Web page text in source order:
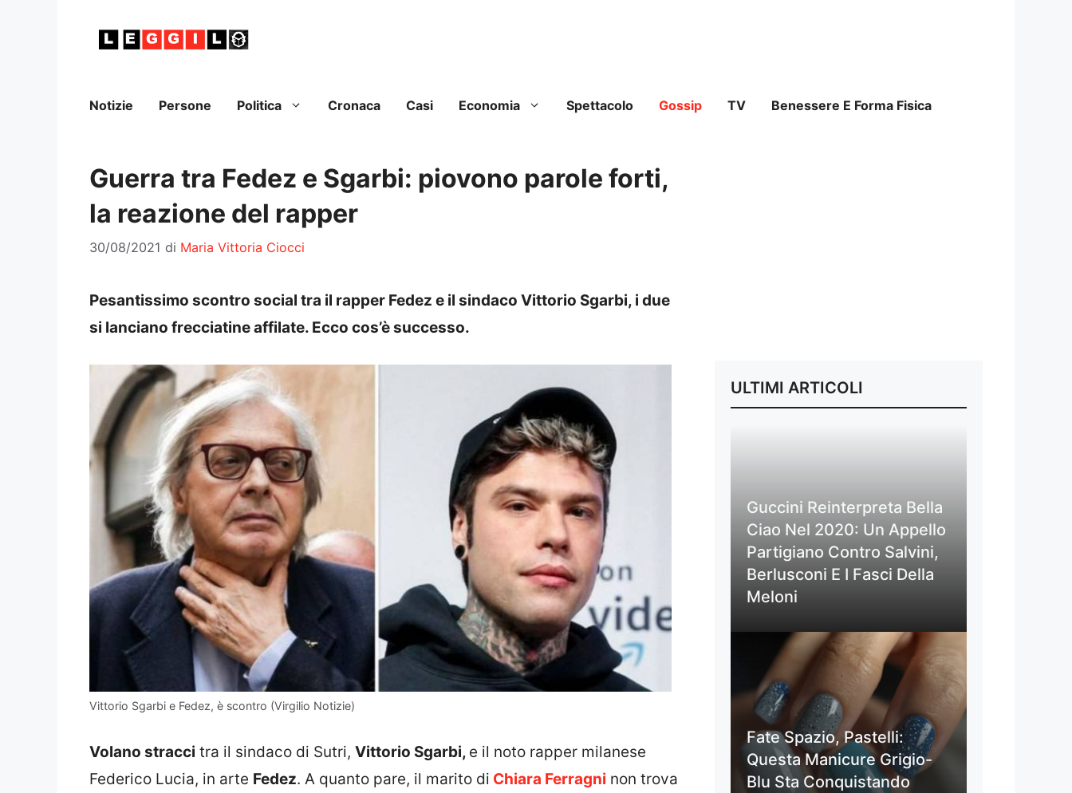
Notizie Persone Politica Cronaca Casi Economia Spettacolo Gossip TV Benessere E Forma Fisica
Guerra tra Fedez e Sgarbi: piovono parole forti,
la reazione del rapper
30/08/2021 di Maria Vittoria Ciocci
Pesantissimo scontro social tra il rapper Fedez e il sindaco Vittorio Sgarbi, i due
si lanciano frecciatine affilate. Ecco cos’è successo.
Vittorio Sgarbi e Fedez, è scontro (Virgilio Notizie)
Volano stracci tra il sindaco di Sutri, Vittorio Sgarbi, e il noto rapper milanese
Federico Lucia, in arte Fedez. A quanto pare, il marito di Chiara Ferragni non trova
ULTIMI ARTICOLI
Guccini Reinterpreta Bella
Ciao Nel 2020: Un Appello
Partigiano Contro Salvini,
Berlusconi E I Fasci Della
Meloni
Fate Spazio, Pastelli:
Questa Manicure Grigio-
Blu Sta Conquistando